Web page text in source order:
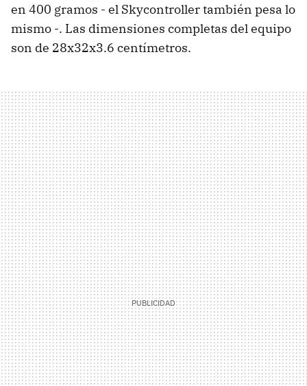
en 400 gramos - el Skycontroller también pesa lo
mismo -. Las dimensiones completas del equipo
son de 28x32x3.6 centímetros.